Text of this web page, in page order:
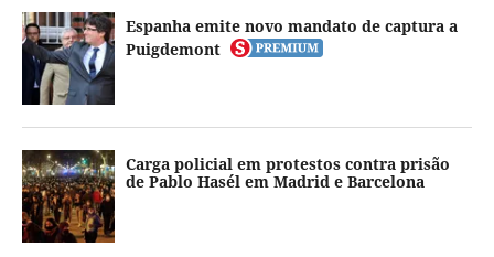
Espanha emite novo mandato de captura a
Puigdemont
Carga policial em protestos contra prisão
de Pablo Hasél em Madrid e Barcelona